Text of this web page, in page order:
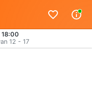
18:00
12 - 17